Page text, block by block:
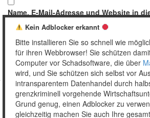
Name, E-Mail-Adresse und Website in
meinen nächsten Kommentar speichern.
Copyright © 2026 Unser
Kein Adblocker erkannt
Bitte installieren Sie so schnell wie
für ihren Webbrowser! Sie schützen
Computer vor Schadsoftware, die über
wird, und Sie schützen sich selbst vor
intransparentem Datenhandel durch
grenzkriminell vorgehende
Grund genug, einen Adblocker zu
gleichzeitig machen Sie auch Ihre